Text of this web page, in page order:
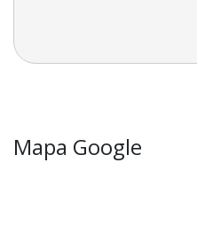
Mapa Google